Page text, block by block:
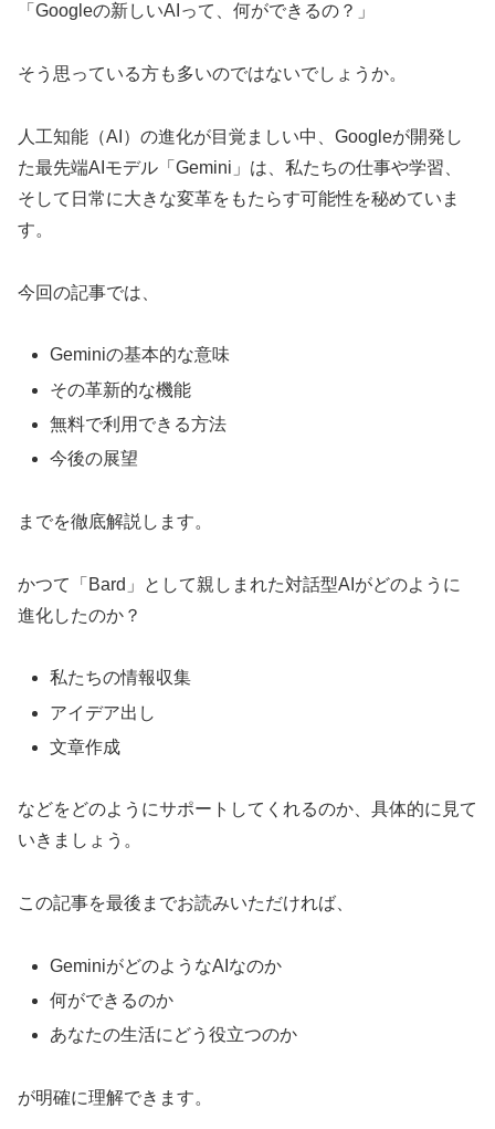
「Googleの新しいAIって、何ができるの？」
そう思っている方も多いのではないでしょうか。
人工知能（AI）の進化が目覚ましい中、Googleが開発し
た最先端AIモデル「Gemini」は、私たちの仕事や学習、
そして日常に大きな変革をもたらす可能性を秘めていま
す。
今回の記事では、
Geminiの基本的な意味
その革新的な機能
無料で利用できる方法
今後の展望
までを徹底解説します。
かつて「Bard」として親しまれた対話型AIがどのように
進化したのか？
私たちの情報収集
アイデア出し
文章作成
などをどのようにサポートしてくれるのか、具体的に見て
いきましょう。
この記事を最後までお読みいただければ、
GeminiがどのようなAIなのか
何ができるのか
あなたの生活にどう役立つのか
が明確に理解できます。